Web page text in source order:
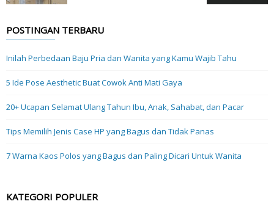
POSTINGAN TERBARU
Inilah Perbedaan Baju Pria dan Wanita yang Kamu Wajib Tahu
5 Ide Pose Aesthetic Buat Cowok Anti Mati Gaya
20+ Ucapan Selamat Ulang Tahun Ibu, Anak, Sahabat, dan Pacar
Tips Memilih Jenis Case HP yang Bagus dan Tidak Panas
7 Warna Kaos Polos yang Bagus dan Paling Dicari Untuk Wanita
KATEGORI POPULER